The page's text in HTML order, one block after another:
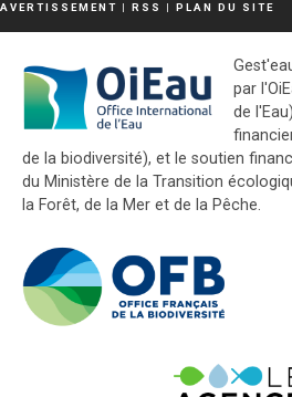
AVERTISSEMENT | RSS | PLAN DU SITE
par
de
de la biodiversité), et le soutien
du Ministère de la Transition
la Forêt, de la Mer et de la Pêche.